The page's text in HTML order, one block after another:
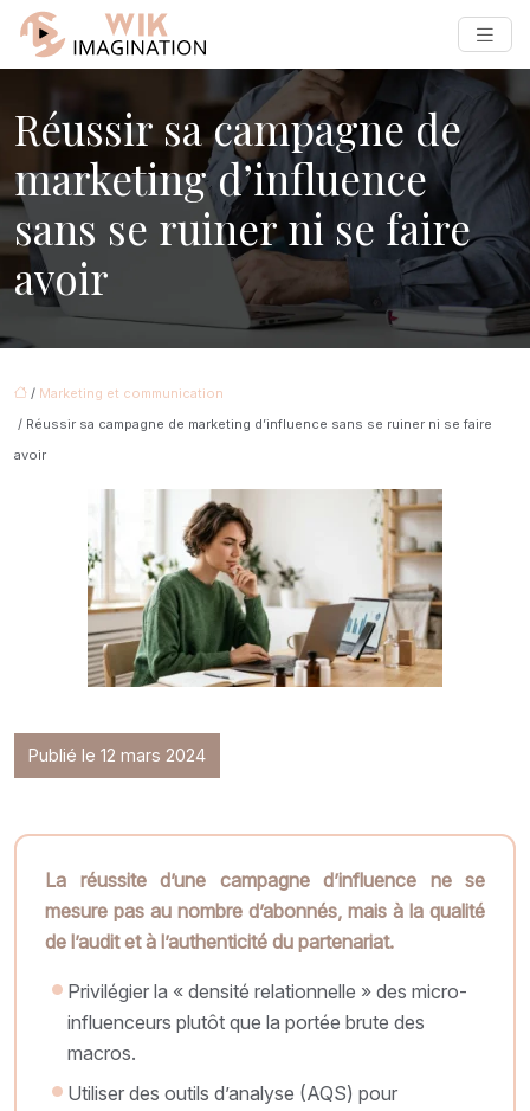
Réussir sa campagne de
marketing d’influence
sans se ruiner ni se faire
avoir
/ Marketing et communication
/ Réussir sa campagne de marketing d’influence sans se ruiner ni se faire
avoir
Publié le 12 mars 2024
La réussite d’une campagne d’influence ne se
mesure pas au nombre d’abonnés, mais à la qualité
de l’audit et à l’authenticité du partenariat.
Privilégier la « densité relationnelle » des micro-
influenceurs plutôt que la portée brute des
macros.
Utiliser des outils d’analyse (AQS) pour